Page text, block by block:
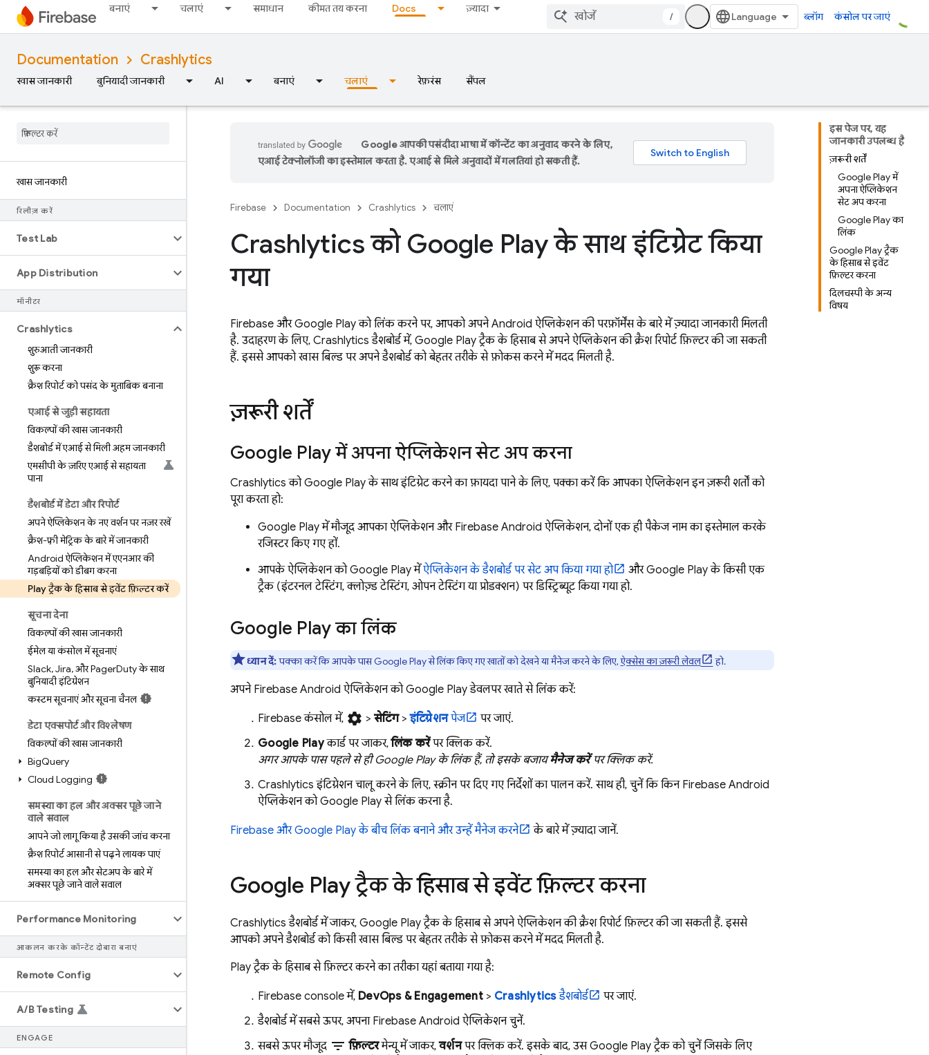
बनाएं चलाएं समाधान कीमत तय करना Docs ज़्यादा
/ ब्लॉग कंसोल पर जाएं
Documentation Crashlytics
खास जानकारी बुनियादी जानकारी AI बनाएं चलाएं रेफ़रंस सैंपल
खास जानकारी
रिलीज़ करें
Test Lab
App Distribution
मॉनीटर
Crashlytics
शुरुआती जानकारी
शुरू करना
क्रैश रिपोर्ट को पसंद के मुताबिक बनाना
एआई से जुड़ी सहायता
विकल्पों की खास जानकारी
डैशबोर्ड में एआई से मिली अहम जानकारी
एमसीपी के ज़रिए एआई से सहायता
पाना
डैशबोर्ड में डेटा और रिपोर्ट
अपने ऐप्लिकेशन के नए वर्शन पर नज़र रखें
क्रैश-फ़्री मेट्रिक के बारे में जानकारी
Android ऐप्लिकेशन में एएनआर की
गड़बड़ियों को डीबग करना
Play ट्रैक के हिसाब से इवेंट फ़िल्टर करें
सूचना देना
विकल्पों की खास जानकारी
ईमेल या कंसोल में सूचनाएं
Slack,Jira,और PagerDuty के साथ
बुनियादी इंटिग्रेशन
कस्टम सूचनाएं और सूचना चैनल
डेटा एक्सपोर्ट और विश्लेषण
विकल्पों की खास जानकारी
BigQuery
Cloud Logging
समस्या का हल और अक्सर पूछे जाने
वाले सवाल
आपने जो लागू किया है उसकी जांच करना
क्रैश रिपोर्ट आसानी से पढ़ने लायक पाएं
समस्या का हल और सेटअप के बारे में
अक्सर पूछे जाने वाले सवाल
Performance Monitoring
आकलन करके कॉन्टेंट दोबारा बनाएं
Remote Config
A/B Testing
ENGAGE
इस पेज पर, यह
जानकारी उपलब्ध है
ज़रूरी शर्तें
Google Play में
अपना ऐप्लिकेशन
सेट अप करना
Google Play का
लिंक
Google Play ट्रैक
के हिसाब से इवेंट
फ़िल्टर करना
दिलचस्पी के अन्य
विषय
Google आपकी पसंदीदा भाषा में कॉन्टेंट का अनुवाद करने के लिए,
एआई टेक्नोलॉजी का इस्तेमाल करता है. एआई से मिले अनुवादों में गलतियां हो सकती हैं.
Firebase Documentation Crashlytics चलाएं
Crashlytics को Google Play के साथ इंटिग्रेट किया
गया
Firebase औरGoogle Playको लिंक करने पर, आपको अपने Android ऐप्लिकेशन की परफ़ॉर्मेंस के बारे में ज़्यादा जानकारी मिलती
है. उदाहरण के लिए, Crashlytics डैशबोर्ड में, Google Playट्रैक के हिसाब से अपने ऐप्लिकेशन की क्रैश रिपोर्ट फ़िल्टर की जा सकती
हैं. इससे आपको खास बिल्ड पर अपने डैशबोर्ड को बेहतर तरीके से फ़ोकस करने में मदद मिलती है.
ज़रूरी शर्तें
Google Playमें अपना ऐप्लिकेशन सेट अप करना
Crashlytics कोGoogle Playके साथ इंटिग्रेट करने का फ़ायदा पाने के लिए, पक्का करें कि आपका ऐप्लिकेशन इन ज़रूरी शर्तों को
पूरा करता हो:
Google Playमें मौजूद आपका ऐप्लिकेशन और Firebase Android ऐप्लिकेशन, दोनों एक ही पैकेज नाम का इस्तेमाल करके
रजिस्टर किए गए हों.
आपके ऐप्लिकेशन कोGoogle Playमेंऐप्लिकेशन के डैशबोर्ड पर सेट अप किया गया हो औरGoogle Playके किसी एक
ट्रैक (इंटरनल टेस्टिंग, क्लोज़्ड टेस्टिंग, ओपन टेस्टिंग या प्रोडक्शन) पर डिस्ट्रिब्यूट किया गया हो.
Google Playका लिंक
ध्यान दें:पक्का करें कि आपके पासGoogle Playसे लिंक किए गए खातों को देखने या मैनेज करने के लिए,ऐक्सेस का ज़रूरी लेवल हो.
अपने Firebase Android ऐप्लिकेशन कोGoogle Playडेवलपर खाते से लिंक करें:
Firebaseकंसोल में, settings > सेटिंग>इंटिग्रेशनपेज
पर जाएं.
Google Playकार्ड पर जाकर,लिंक करेंपर क्लिक करें.
अगर आपके पास पहले से हीGoogle Playके लिंक हैं, तो इसके बजायमैनेज करेंपर क्लिक करें.
Crashlytics इंटिग्रेशन चालू करने के लिए, स्क्रीन पर दिए गए निर्देशों का पालन करें. साथ ही, चुनें कि किन Firebase Android
ऐप्लिकेशन कोGoogle Playसे लिंक करना है.
Firebase औरGoogle Playके बीच लिंक बनाने और उन्हें मैनेज करने के बारे में ज़्यादा जानें.
Google Playट्रैक के हिसाब से इवेंट फ़िल्टर करना
Crashlytics डैशबोर्ड में जाकर, Google Playट्रैक के हिसाब से अपने ऐप्लिकेशन की क्रैश रिपोर्ट फ़िल्टर की जा सकती हैं. इससे
आपको अपने डैशबोर्ड को किसी खास बिल्ड पर बेहतर तरीके से फ़ोकस करने में मदद मिलती है.
Playट्रैक के हिसाब से फ़िल्टर करने का तरीका यहां बताया गया है:
Firebase console में, DevOps & Engagement> Crashlyticsडैशबोर्ड
पर जाएं.
डैशबोर्ड में सबसे ऊपर, अपना Firebase Android ऐप्लिकेशन चुनें.
सबसे ऊपर मौजूद filter_list फ़िल्टरमेन्यू में जाकर,वर्शनपर क्लिक करें. इसके बाद, उसGoogle Playट्रैक को चुनें जिसके लिए